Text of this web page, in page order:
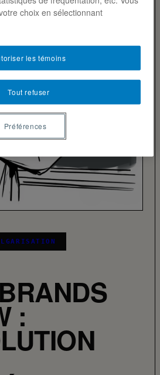
:
choix en sélectionnant
Tout refuser
les témoins
Préférences